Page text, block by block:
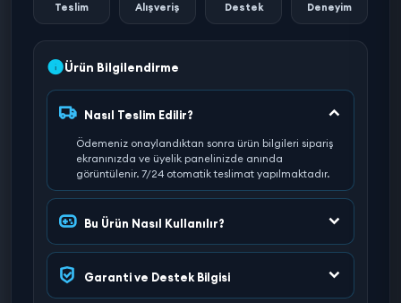
Teslim
Alışveriş
Destek
Deneyim
Ürün Bilgilendirme
Nasıl Teslim Edilir?
Ödemeniz onaylandıktan sonra ürün bilgileri sipariş
ekranınızda ve üyelik panelinizde anında
görüntülenir. 7/24 otomatik teslimat yapılmaktadır.
Bu Ürün Nasıl Kullanılır?
Garanti ve Destek Bilgisi